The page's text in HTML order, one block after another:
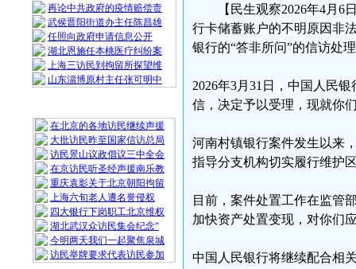
再论中共政府的疫情赔偿责
武侯晋阳街道办主任陈昌雄
任照向政府申请信息公开
湖北恩施任本桃医疗纠纷案
上海三访民到拘留所探望维
山东淄博原村主任张可明中
在北京的各地访民继续声援
大批访民昨至国家信访总局
访民景山议政倡议三中全会
在京访民听圣经声援南乐教
重庆袁影关于北京朝阳拘留
上海六旬老人遭名誉侵权
四大银行下岗职工北京维权
湖北武汉众访民集会纪念“
今明两天我们一起聚焦泉城
访民举牌要求代表访民参加
【民生观察2026年4月
行卡储蓄账户的不明原因非
银行的“答非所问”的信访处
2026年3月31日，中国人民
信，决定予以受理，现就你
河南村镇银行案件发生以来
指导分支机构切实履行维护
目前，案件处置工作在监管
加快资产处置变现，对你们
中国人民银行将继续配合相